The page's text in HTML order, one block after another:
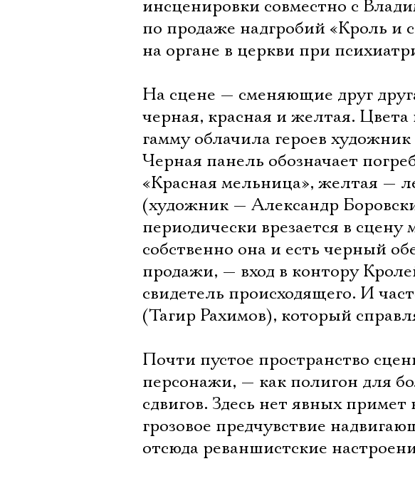
инсценировки совместно с
по продаже надгробий «Кроль и
на органе в церкви при
На сцене — сменяющие друг
черная, красная и желтая.
гамму облачила героев
Черная панель обозначает
«Красная мельница», желтая —
(художник — Александр
периодически врезается в
собственно она и есть черный
продажи, — вход в контору
свидетель происходящего. И
(Тагир Рахимов), который
Почти пустое пространство
персонажи, — как полигон для
сдвигов. Здесь нет явных
грозовое предчувствие
отсюда реваншистские